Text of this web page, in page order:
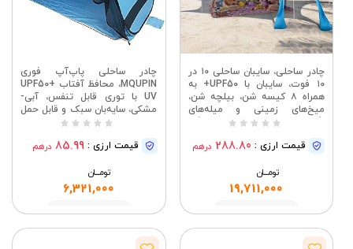
چادر ساحلی، سایبان ساحلی ۱۰ در
۱۰ فوت، سایبان با UPF50+ به
همراه ۸ کیسه شن، بیلچه شن،
میخ‌های زمینی و میله‌های
نگهدارنده، مناسب برای کمپینگ،
قیمت ارزی : 288.80 درهم
تومــــــان
19,711,000
مشاهده
چادر ساحلی پاپ‌آپ فوری
MQUPIN، محافظ آفتاب UPF50+
UV با توری قابل تنفس، آبی-
مشکی، سایه‌بان سبک و قابل حمل
200x120x130 سانتی‌متر برای
قیمت ارزی : 85.99 درهم
تومــــــان
6,321,000
مشاهده